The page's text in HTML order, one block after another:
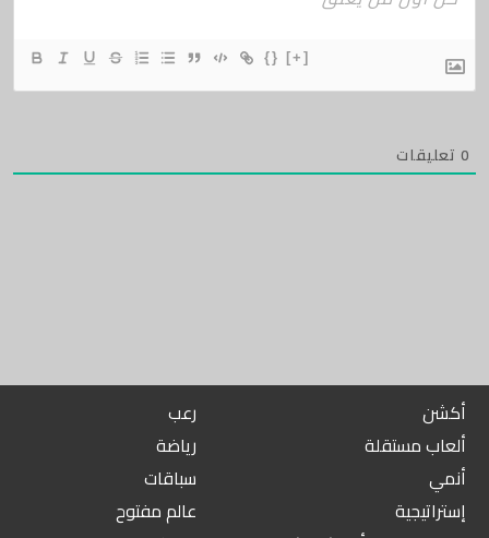
{} [+]
0 تعليقات
أكشن
ألعاب مستقلة
أنمي
إستراتيجية
رعب
رياضة
سباقات
عالم مفتوح